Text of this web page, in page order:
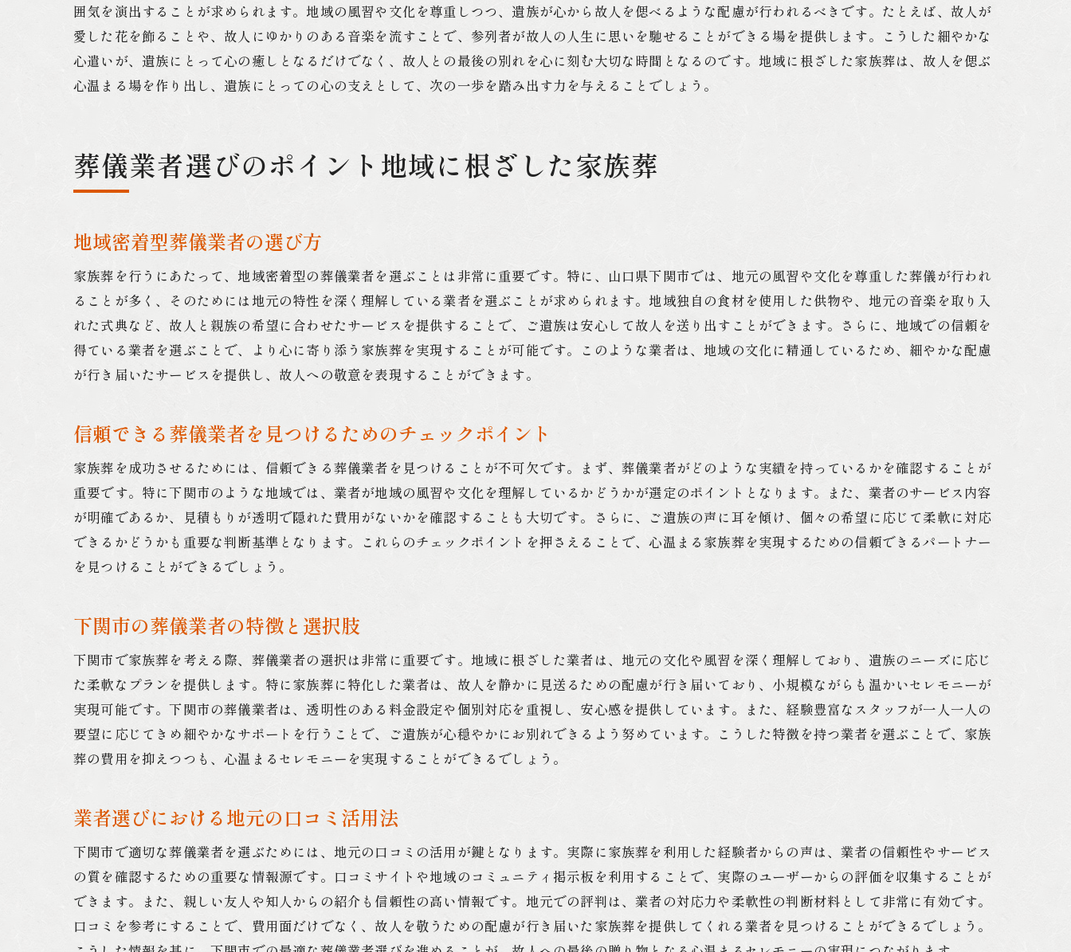
下関市の葬儀業者が提供する安心の理由
信頼の実績を持つ業者の紹介
安心感を得るためのサービス内容の確認
失敗しない業者選びのためのヒント
ご遺族様を支える家族葬の費用とサービス
遺族の心を支える葬儀プランの選び方
家族葬後のサポートサービスの内容
ご遺族様の声を反映したサービスの紹介
囲気を演出することが求められます。地域の風習や文化を尊重しつつ、遺族が心から故人を偲べるような配慮が行われるべきです。たとえば、故人が
愛した花を飾ることや、故人にゆかりのある音楽を流すことで、参列者が故人の人生に思いを馳せることができる場を提供します。こうした細やかな
心遣いが、遺族にとって心の癒しとなるだけでなく、故人との最後の別れを心に刻む大切な時間となるのです。地域に根ざした家族葬は、故人を偲ぶ
心温まる場を作り出し、遺族にとっての心の支えとして、次の一歩を踏み出す力を与えることでしょう。
葬儀業者選びのポイント地域に根ざした家族葬
地域密着型葬儀業者の選び方
家族葬を行うにあたって、地域密着型の葬儀業者を選ぶことは非常に重要です。特に、山口県下関市では、地元の風習や文化を尊重した葬儀が行われ
ることが多く、そのためには地元の特性を深く理解している業者を選ぶことが求められます。地域独自の食材を使用した供物や、地元の音楽を取り入
れた式典など、故人と親族の希望に合わせたサービスを提供することで、ご遺族は安心して故人を送り出すことができます。さらに、地域での信頼を
得ている業者を選ぶことで、より心に寄り添う家族葬を実現することが可能です。このような業者は、地域の文化に精通しているため、細やかな配慮
が行き届いたサービスを提供し、故人への敬意を表現することができます。
信頼できる葬儀業者を見つけるためのチェックポイント
家族葬を成功させるためには、信頼できる葬儀業者を見つけることが不可欠です。まず、葬儀業者がどのような実績を持っているかを確認することが
重要です。特に下関市のような地域では、業者が地域の風習や文化を理解しているかどうかが選定のポイントとなります。また、業者のサービス内容
が明確であるか、見積もりが透明で隠れた費用がないかを確認することも大切です。さらに、ご遺族の声に耳を傾け、個々の希望に応じて柔軟に対応
できるかどうかも重要な判断基準となります。これらのチェックポイントを押さえることで、心温まる家族葬を実現するための信頼できるパートナー
を見つけることができるでしょう。
下関市の葬儀業者の特徴と選択肢
下関市で家族葬を考える際、葬儀業者の選択は非常に重要です。地域に根ざした業者は、地元の文化や風習を深く理解しており、遺族のニーズに応じ
た柔軟なプランを提供します。特に家族葬に特化した業者は、故人を静かに見送るための配慮が行き届いており、小規模ながらも温かいセレモニーが
実現可能です。下関市の葬儀業者は、透明性のある料金設定や個別対応を重視し、安心感を提供しています。また、経験豊富なスタッフが一人一人の
要望に応じてきめ細やかなサポートを行うことで、ご遺族が心穏やかにお別れできるよう努めています。こうした特徴を持つ業者を選ぶことで、家族
葬の費用を抑えつつも、心温まるセレモニーを実現することができるでしょう。
業者選びにおける地元の口コミ活用法
下関市で適切な葬儀業者を選ぶためには、地元の口コミの活用が鍵となります。実際に家族葬を利用した経験者からの声は、業者の信頼性やサービス
の質を確認するための重要な情報源です。口コミサイトや地域のコミュニティ掲示板を利用することで、実際のユーザーからの評価を収集することが
できます。また、親しい友人や知人からの紹介も信頼性の高い情報です。地元での評判は、業者の対応力や柔軟性の判断材料として非常に有効です。
口コミを参考にすることで、費用面だけでなく、故人を敬うための配慮が行き届いた家族葬を提供してくれる業者を見つけることができるでしょう。